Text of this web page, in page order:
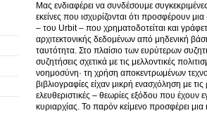
Μας ενδιαφέρει να συνδέσουμε
εκείνες που ισχυρίζονται ότι προσφέρουν
– του Urbit – που χρηματοδοτείται και
αρχιτεκτονικής δεδομένων από μηδενική
ταυτότητα. Στο πλαίσιο των ευρύτερων
συζητήσεις σχετικά με τις μελλοντικές
νοημοσύνη· τη χρήση αποκεντρωμένων
βιβλιογραφίες είχαν μικρή ενασχόληση με
ελευθεριστικές – θεωρίες εξόδου που έχουν
κυριαρχίας. Το παρόν κείμενο προσφέρει μια